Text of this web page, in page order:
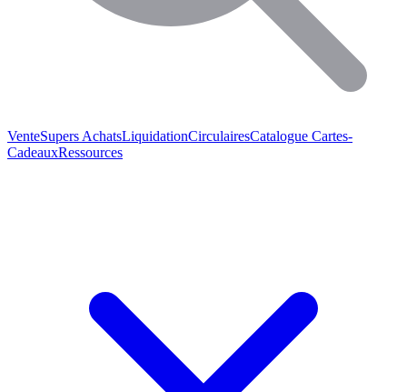
VenteSupers AchatsLiquidationCirculairesCatalogue Cartes-
CadeauxRessources